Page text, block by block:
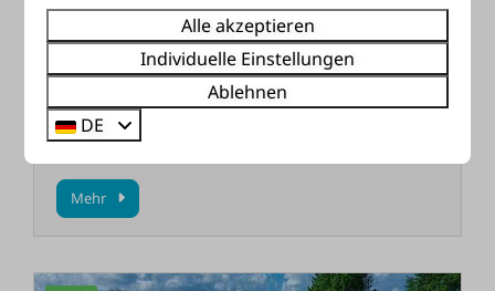
Waschsalon
Nutzen Sie unseren Waschsalon „KUUS“. So kommen Sie
nach einem wohlverdienten Urlaub komplett entspannt
wieder nach Hause.
Mehr
Alle akzeptieren
Individuelle Einstellungen
Ablehnen
DE